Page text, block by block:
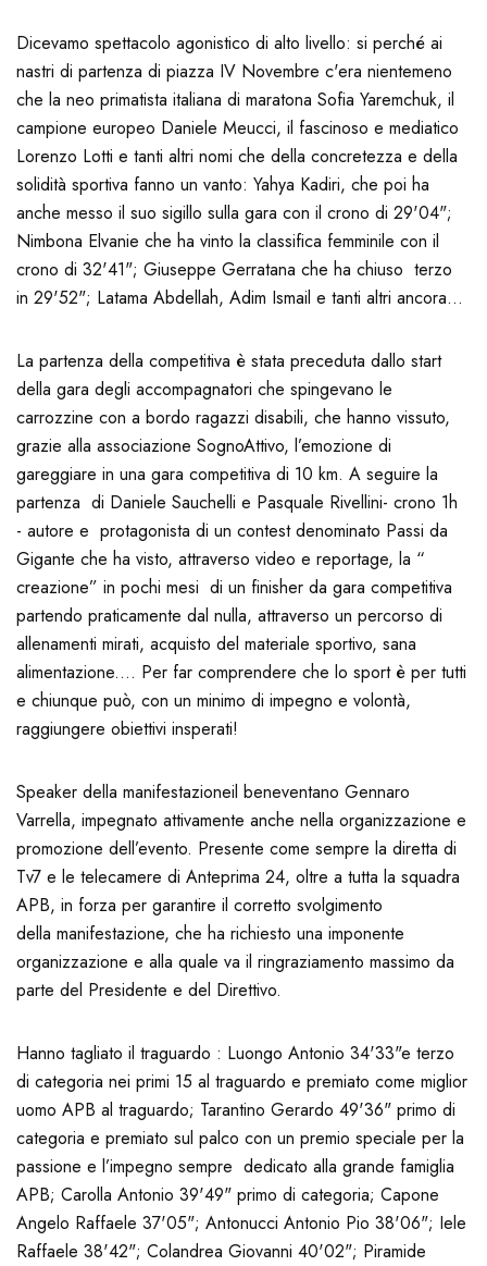
Dicevamo spettacolo agonistico di alto livello: si perché ai
nastri di partenza di piazza IV Novembre c'era nientemeno
che la neo primatista italiana di maratona Sofia Yaremchuk, il
campione europeo Daniele Meucci, il fascinoso e mediatico
Lorenzo Lotti e tanti altri nomi che della concretezza e della
solidità sportiva fanno un vanto: Yahya Kadiri, che poi ha
anche messo il suo sigillo sulla gara con il crono di 29'04";
Nimbona Elvanie che ha vinto la classifica femminile con il
crono di 32'41"; Giuseppe Gerratana che ha chiuso terzo
in 29'52"; Latama Abdellah, Adim Ismail e tanti altri ancora...
La partenza della competitiva è stata preceduta dallo start
della gara degli accompagnatori che spingevano le
carrozzine con a bordo ragazzi disabili, che hanno vissuto,
grazie alla associazione SognoAttivo, l’emozione di
gareggiare in una gara competitiva di 10 km. A seguire la
partenza di Daniele Sauchelli e Pasquale Rivellini- crono 1h
- autore e protagonista di un contest denominato Passi da
Gigante che ha visto, attraverso video e reportage, la “
creazione” in pochi mesi di un finisher da gara competitiva
partendo praticamente dal nulla, attraverso un percorso di
allenamenti mirati, acquisto del materiale sportivo, sana
alimentazione.... Per far comprendere che lo sport è per tutti
e chiunque può, con un minimo di impegno e volontà,
raggiungere obiettivi insperati!
Speaker della manifestazioneil beneventano Gennaro
Varrella, impegnato attivamente anche nella organizzazione e
promozione dell’evento. Presente come sempre la diretta di
Tv7 e le telecamere di Anteprima 24, oltre a tutta la squadra
APB, in forza per garantire il corretto svolgimento
della manifestazione, che ha richiesto una imponente
organizzazione e alla quale va il ringraziamento massimo da
parte del Presidente e del Direttivo.
Hanno tagliato il traguardo : Luongo Antonio 34'33"e terzo
di categoria nei primi 15 al traguardo e premiato come miglior
uomo APB al traguardo; Tarantino Gerardo 49'36" primo di
categoria e premiato sul palco con un premio speciale per la
passione e l’impegno sempre dedicato alla grande famiglia
APB; Carolla Antonio 39'49" primo di categoria; Capone
Angelo Raffaele 37'05"; Antonucci Antonio Pio 38'06"; Iele
Raffaele 38'42"; Colandrea Giovanni 40'02"; Piramide